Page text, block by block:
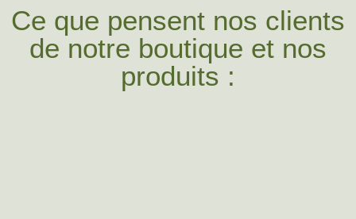
Ce que pensent nos clients
de notre boutique et nos
produits :